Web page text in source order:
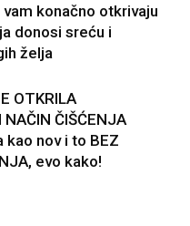
konačno otkrivaju
donosi sreću i
želja
OTKRILA
ČIŠĆENJA
kao nov i to BEZ
evo kako!